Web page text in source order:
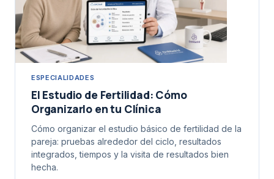
ESPECIALIDADES
El Estudio de Fertilidad: Cómo
Organizarlo en tu Clínica
Cómo organizar el estudio básico de fertilidad de la
pareja: pruebas alrededor del ciclo, resultados
integrados, tiempos y la visita de resultados bien
hecha.